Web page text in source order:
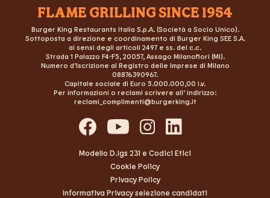
FLAME GRILLING SINCE 1954
Burger King Restaurants Italia S.p.A. (Società a Socio Unico).
Sottoposta a direzione e coordinamento di Burger King SEE S.A.
ai sensi degli articoli 2497 e ss. del c.c.
Strada 1 Palazzo F4-F5, 20057, Assago Milanofiori (MI).
Numero d’Iscrizione al Registro delle Imprese di Milano
08876390967.
Capitale sociale di Euro 5.000.000,00 i.v.
Per informazioni o reclami scrivere all’ indirizzo:
reclami_complimenti@burgerking.it
Modello D.lgs 231 e Codici Etici
Cookie Policy
Privacy Policy
Informativa Privacy selezione candidati